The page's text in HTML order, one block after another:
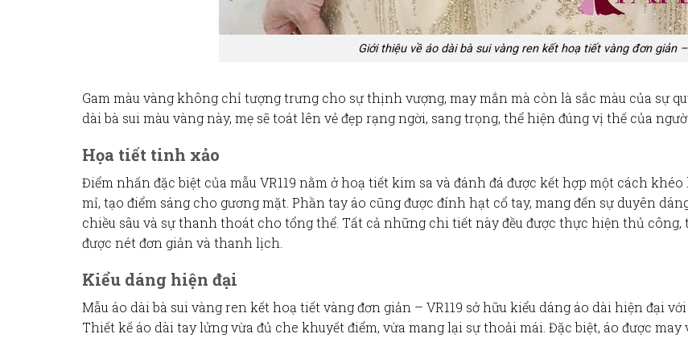
Giới thiệu về áo dài bà sui vàng ren kết hoạ tiết vàng đơn giản
Gam màu vàngkhông chỉ tượng trưng cho sự thịnh vượng, may mắn mà còn là sắc màu của sự
dài bà suimàu vàng này, mẹ sẽ toát lên vẻ đẹp rạng ngời, sang trọng, thể hiện đúng vị thế của
Họa tiết tinh xảo
Điểm nhấn đặc biệt của mẫu VR119 nằm ởhoạ tiết kim sa và đánh đá được kết hợp một cách khéo
mỉ, tạo điểm sáng cho gương mặt. Phần tay áo cũng được đính hạt cổ tay, mang đến sự duyên
chiều sâu và sự thanh thoát cho tổng thể. Tất cả những chi tiết này đều được thực hiện thủ
được nétđơn giảnvà thanh lịch.
Kiểu dáng hiện đại
Mẫu áo dài bà sui vàng ren kết hoạ tiết vàng đơn giản – VR119 sở hữu kiểu dáng áo dài hiện đại với
Thiết kế áo dài tay lửngvừa đủ che khuyết điểm, vừa mang lại sự thoải mái. Đặc biệt, áo được may